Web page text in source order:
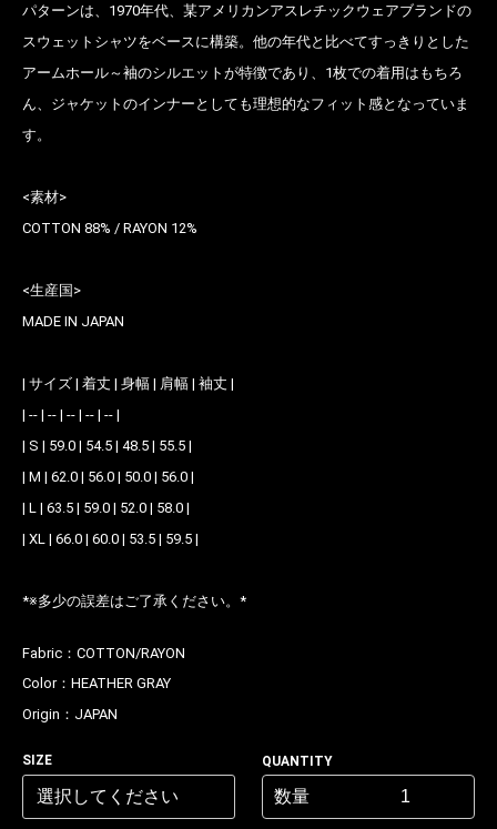
パターンは、1970年代、某アメリカンアスレチックウェアブランドの
スウェットシャツをベースに構築。他の年代と比べてすっきりとした
アームホール～袖のシルエットが特徴であり、1枚での着用はもちろ
ん、ジャケットのインナーとしても理想的なフィット感となっていま
す。
<素材>
COTTON 88% / RAYON 12%
<生産国>
MADE IN JAPAN
| サイズ | 着丈 | 身幅 | 肩幅 | 袖丈 |
| -- | -- | -- | -- | -- |
| S | 59.0 | 54.5 | 48.5 | 55.5 |
| M | 62.0 | 56.0 | 50.0 | 56.0 |
| L | 63.5 | 59.0 | 52.0 | 58.0 |
| XL | 66.0 | 60.0 | 53.5 | 59.5 |
*※多少の誤差はご了承ください。*
Fabric： COTTON/RAYON
Color： HEATHER GRAY
Origin： JAPAN
SIZE QUANTITY
数量
お買い物を続ける